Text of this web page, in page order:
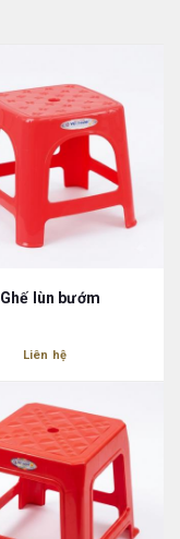
Ghế lùn bướm
Liên hệ